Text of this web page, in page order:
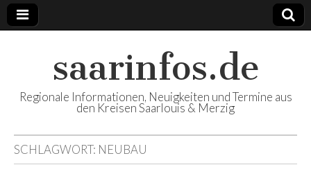
saarinfos.de
Regionale Informationen, Neuigkeiten und Termine aus
den Kreisen Saarlouis & Merzig
SCHLAGWORT: NEUBAU